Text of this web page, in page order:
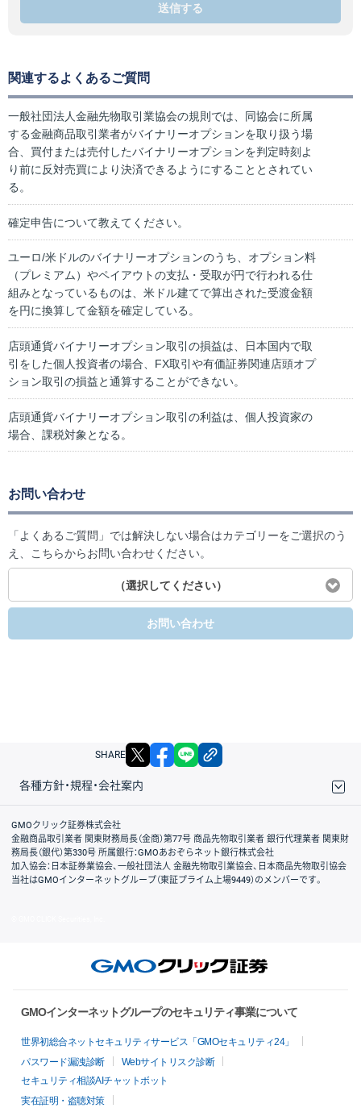
送信する
関連するよくあるご質問
一般社団法人金融先物取引業協会の規則では、同協会に所属
する金融商品取引業者がバイナリーオプションを取り扱う場
合、買付または売付したバイナリーオプションを判定時刻よ
り前に反対売買により決済できるようにすることとされてい
る。
確定申告について教えてください。
ユーロ/米ドルのバイナリーオプションのうち、オプション料
（プレミアム）やペイアウトの支払・受取が円で行われる仕
組みとなっているものは、米ドル建てで算出された受渡金額
を円に換算して金額を確定している。
店頭通貨バイナリーオプション取引の損益は、日本国内で取
引をした個人投資者の場合、FX取引や有価証券関連店頭オプ
ション取引の損益と通算することができない。
店頭通貨バイナリーオプション取引の利益は、個人投資家の
場合、課税対象となる。
お問い合わせ
「よくあるご質問」では解決しない場合はカテゴリーをご選択のう
え、こちらからお問い合わせください。
（選択してください）
お問い合わせ
SHARE X facebook
各種方針・規程・会社案内
取引規程・約款
サイトマップ
その他のご案内
個人情報保護方針
最良執行方針
サイトのご利用について
ディスクレイマー
信託保全
リスク説明
会社案内
GMOクリック証券株式会社
金融商品取引業者 関東財務局長（金商）第77号 商品先物取引業者 銀行代理業者 関東財
務局長（銀代）第330号 所属銀行：GMOあおぞらネット銀行株式会社
加入協会：日本証券業協会、一般社団法人 金融先物取引業協会、日本商品先物取引協会
当社はGMOインターネットグループ（東証プライム上場9449）のメンバーです。
GMOインターネットグループのセキュリティ事業について
世界初総合ネットセキュリティサービス「GMOセキュリティ24」
パスワード漏洩診断
Webサイトリスク診断
セキュリティ相談AIチャットボット
実在証明・盗聴対策